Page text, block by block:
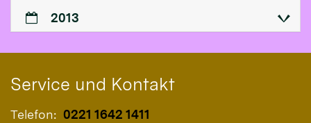
2013
Service und Kontakt
Telefon: 0221 1642 1411